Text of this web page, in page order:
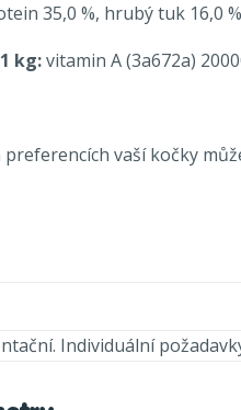
35,0 %, hrubý tuk 16,0
kg:vitamin A (3a672a)
preferencích vaší kočky
Individuální